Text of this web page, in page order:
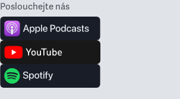
Poslouchejte nás